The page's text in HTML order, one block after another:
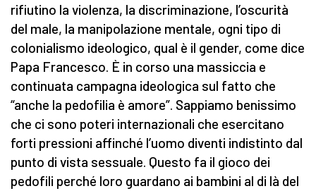
rifiutino la violenza, la discriminazione, l’oscurità
del male, la manipolazione mentale, ogni tipo di
colonialismo ideologico, qual è il gender, come dice
Papa Francesco. È in corso una massiccia e
continuata campagna ideologica sul fatto che
“anche la pedofilia è amore”. Sappiamo benissimo
che ci sono poteri internazionali che esercitano
forti pressioni affinché l’uomo diventi indistinto dal
punto di vista sessuale. Questo fa il gioco dei
pedofili perché loro guardano ai bambini al di là del